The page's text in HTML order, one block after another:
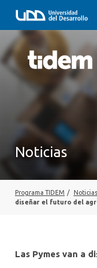
PROGRAMA
INICIO
PROGRAMA TIDEM
MEDIOS
Noticias
Programa TIDEM / Noticias
diseñar el futuro del
Las Pymes van a